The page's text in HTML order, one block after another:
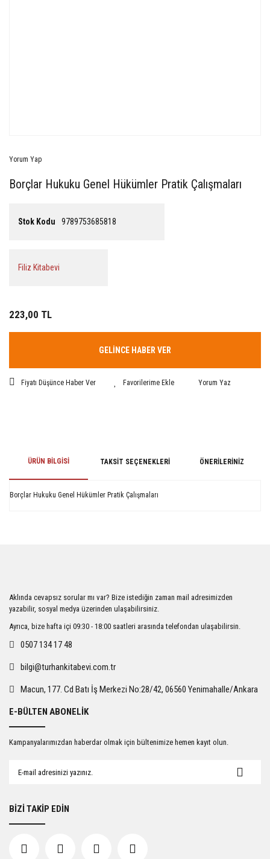
Yorum Yap
Borçlar Hukuku Genel Hükümler Pratik Çalışmaları
Stok Kodu 9789753685818
Filiz Kitabevi
223,00 TL
GELİNCE HABER VER
Fiyatı Düşünce Haber Ver Yorum Yaz
ÜRÜN BILGISI TAKSIT SEÇENEKLERI ÖNERILERINIZ
Borçlar Hukuku Genel Hükümler Pratik Çalışmaları
Ürün açıklamasında eksik bilgiler bulunuyor.
Ürün bilgilerinde hatalar bulunuyor.
Ürün fiyatı diğer sitelerden daha pahalı.
Gönder
Aklında cevapsız sorular mı var? Bize istediğin zaman mail adresimizden
yazabilir, sosyal medya üzerinden ulaşabilirsiniz.
Ayrıca, bize hafta içi 09:30 - 18:00 saatleri arasında telefondan ulaşabilirsin.
0507 134 17 48
bilgi@turhankitabevi.com.tr
Macun, 177. Cd Batı İş Merkezi No:28/42, 06560 Yenimahalle/Ankara
E-BÜLTEN ABONELİK
Kampanyalarımızdan haberdar olmak için bültenimize hemen kayıt olun.
BİZİ TAKİP EDİN